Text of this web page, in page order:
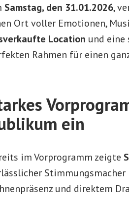
Samstag, den 31.01.2026,
Ort voller Emotionen,
Location und
Rahmen für einen
ein
im Vorprogramm zeigte
und direktem